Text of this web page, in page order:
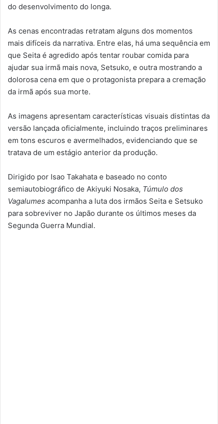
do desenvolvimento do longa.
As cenas encontradas retratam alguns dos momentos
mais difíceis da narrativa. Entre elas, há uma sequência em
que Seita é agredido após tentar roubar comida para
ajudar sua irmã mais nova, Setsuko, e outra mostrando a
dolorosa cena em que o protagonista prepara a cremação
da irmã após sua morte.
As imagens apresentam características visuais distintas da
versão lançada oficialmente, incluindo traços preliminares
em tons escuros e avermelhados, evidenciando que se
tratava de um estágio anterior da produção.
Dirigido por Isao Takahata e baseado no conto
semiautobiográfico de Akiyuki Nosaka, Túmulo dos
Vagalumes acompanha a luta dos irmãos Seita e Setsuko
para sobreviver no Japão durante os últimos meses da
Segunda Guerra Mundial.